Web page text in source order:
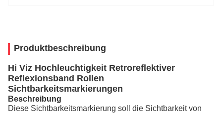
Produktbeschreibung
Hi Viz Hochleuchtigkeit Retroreflektiver
Reflexionsband Rollen
Sichtbarkeitsmarkierungen
Beschreibung
Diese Sichtbarkeitsmarkierung soll die Sichtbarkeit von